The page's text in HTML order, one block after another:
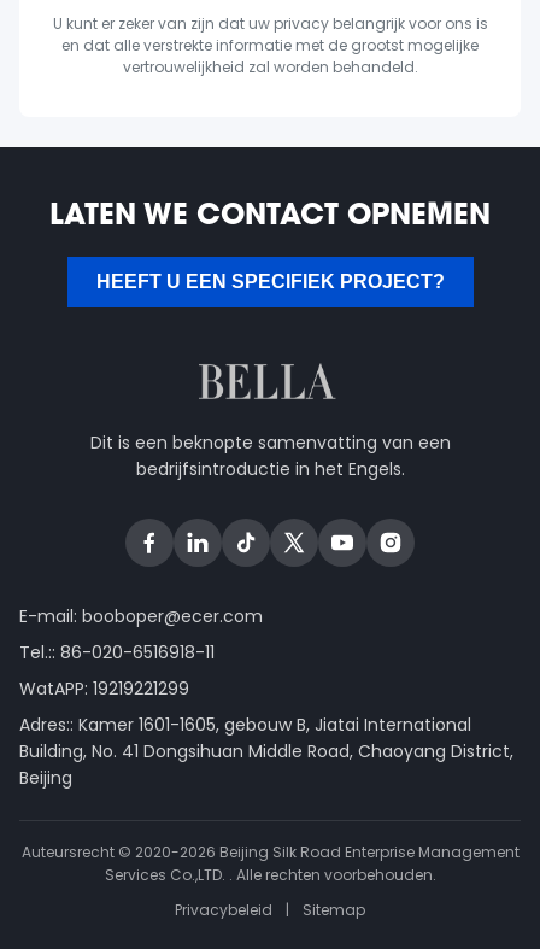
U kunt er zeker van zijn dat uw privacy belangrijk voor ons is
en dat alle verstrekte informatie met de grootst mogelijke
vertrouwelijkheid zal worden behandeld.
LATEN WE CONTACT OPNEMEN
HEEFT U EEN SPECIFIEK PROJECT?
Dit is een beknopte samenvatting van een
bedrijfsintroductie in het Engels.
E-mail: booboper@ecer.com
Tel.:: 86-020-6516918-11
WatAPP: 19219221299
Adres:: Kamer 1601-1605, gebouw B, Jiatai International
Building, No. 41 Dongsihuan Middle Road, Chaoyang District,
Beijing
Auteursrecht © 2020-2026 Beijing Silk Road Enterprise Management
Services Co.,LTD. . Alle rechten voorbehouden.
Privacybeleid
| Sitemap